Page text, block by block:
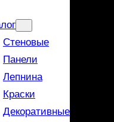
Стеновые
Панели
Лепнина
Краски
Декоративные